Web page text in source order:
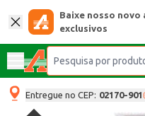
Baixe nosso novo
exclusivos
Entregue no CEP: 02170-901